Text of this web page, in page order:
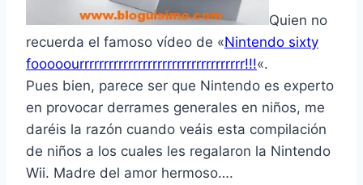
Quien no
recuerda el famoso ví­deo de «Nintendo sixty
fooooourrrrrrrrrrrrrrrrrrrrrrrrrrrrrrrrrr!!!«.
Pues bien, parece ser que Nintendo es experto
en provocar derrames generales en niños, me
daréis la razón cuando veáis esta compilación
de niños a los cuales les regalaron la Nintendo
Wii. Madre del amor hermoso….